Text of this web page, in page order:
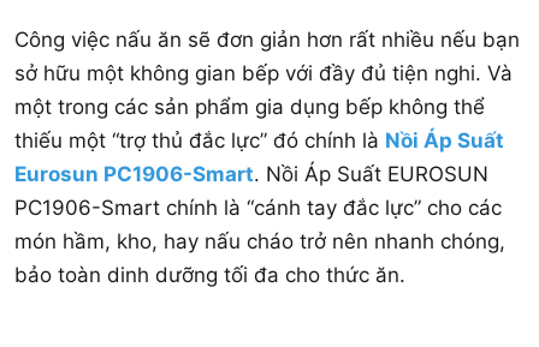
Công việc nấu ăn sẽ đơn giản hơn rất nhiều nếu bạn
sở hữu một không gian bếp với đầy đủ tiện nghi. Và
một trong các sản phẩm gia dụng bếp không thể
thiếu một “trợ thủ đắc lực” đó chính là Nồi Áp Suất
Eurosun PC1906-Smart. Nồi Áp Suất EUROSUN
PC1906-Smart chính là “cánh tay đắc lực” cho các
món hầm, kho, hay nấu cháo trở nên nhanh chóng,
bảo toàn dinh dưỡng tối đa cho thức ăn.